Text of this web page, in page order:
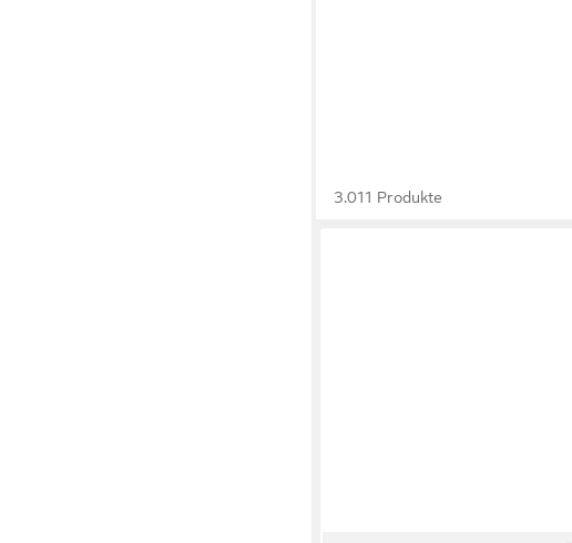
3.011 Produkte